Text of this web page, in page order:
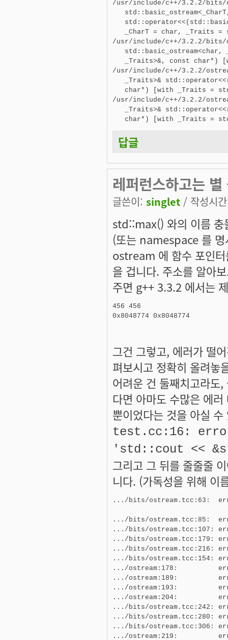
/usr/include/c++/3.2.2/bits/
_CharT = char, _Traits =
/usr/include/c++/3.2.2/bits/
std::basic_ostream<char,
_Traits>&, const char*)
/usr/include/c++/3.2.2/
_Traits>&
char*) [with _Traits =
/usr/include/c++/3.2.2/
_Traits>&
char*) [with _Traits =
답글
레퍼런스하고는
글쓴이: singlet / 작성시
std::max() 와의 이름 충
(또는 namespace 를
ostream 에 함수 포인터
을 겁니다. 주소를 알아
주면 g++ 3.3.2 에서는
456 456
0x8048774 0x8048774
그건 그렇고, 에러가 떨
펴보시고 정확히 올려놓
어려운 건 둘째치고라도
다면 아마도 수많은 에
뿐이었다는 것을 아실
test.cc:16:
'std::cout <<
그리고 그 뒤를 줄줄줄
니다. (가독성을 위해 이
.../bits/ostream.tcc:63:
.../bits/ostream.tcc:85:
.../bits/ostream.tcc:107:
.../bits/ostream.tcc:179:
.../bits/ostream.tcc:216:
.../bits/ostream.tcc:154:
.../ostream:178:
.../ostream:189:
.../ostream:193:
.../ostream:204:
.../bits/ostream.tcc:242:
.../bits/ostream.tcc:280:
.../bits/ostream.tcc:306:
.../ostream:219: